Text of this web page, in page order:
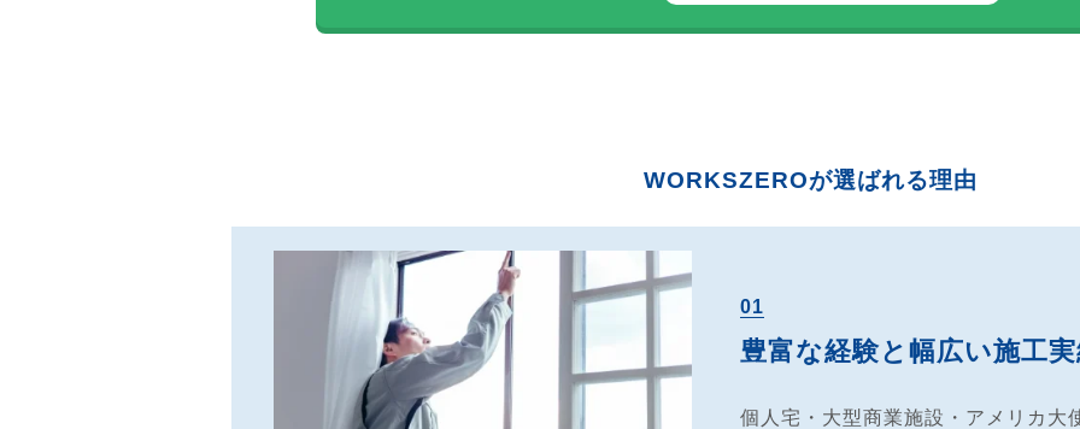
WORKSZEROが選ばれる理由
01
豊富な経験と幅広い施工
個人宅・大型商業施設・アメリカ大